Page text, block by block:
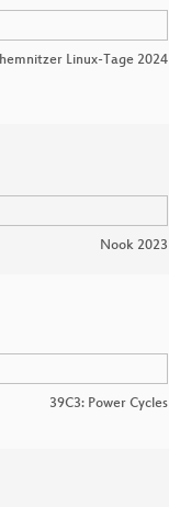
Linux-Tage 2024
Nook 2023
39C3: Power Cycles